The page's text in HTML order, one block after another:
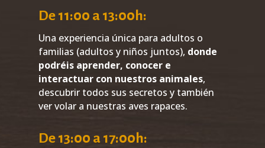
De 11:00 a 13:00h:
Una experiencia única para adultos o
familias (adultos y niños juntos), donde
podréis aprender, conocer e
interactuar con nuestros animales,
descubrir todos sus secretos y también
ver volar a nuestras aves rapaces.
De 13:00 a 17:00h: